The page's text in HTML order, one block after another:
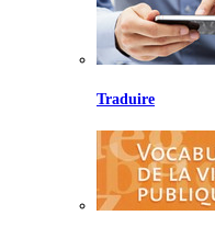
Traduire